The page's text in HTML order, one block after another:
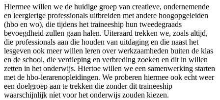
Hiermee willen we de huidige groep van creatieve, ondernemende
en leergierige professionals uitbreiden met andere hoogopgeleiden
(hbo en wo), die tijdens het traineeship hun tweedegraads
bevoegdheid zullen gaan halen. Uiteraard trekken we, zoals altijd,
die professionals aan die houden van uitdaging en die naast het
lesgeven ook meer willen leren over werkzaamheden buiten de klas
en de school, die verdieping en verbreding zoeken en dit in willen
zetten in het onderwijs. Hiertoe willen we een samenwerking starten
met de hbo-lerarenopleidingen. We proberen hiermee ook echt weer
een doelgroep aan te trekken die zonder dit traineeship
waarschijnlijk níet voor het onderwijs zouden kiezen.